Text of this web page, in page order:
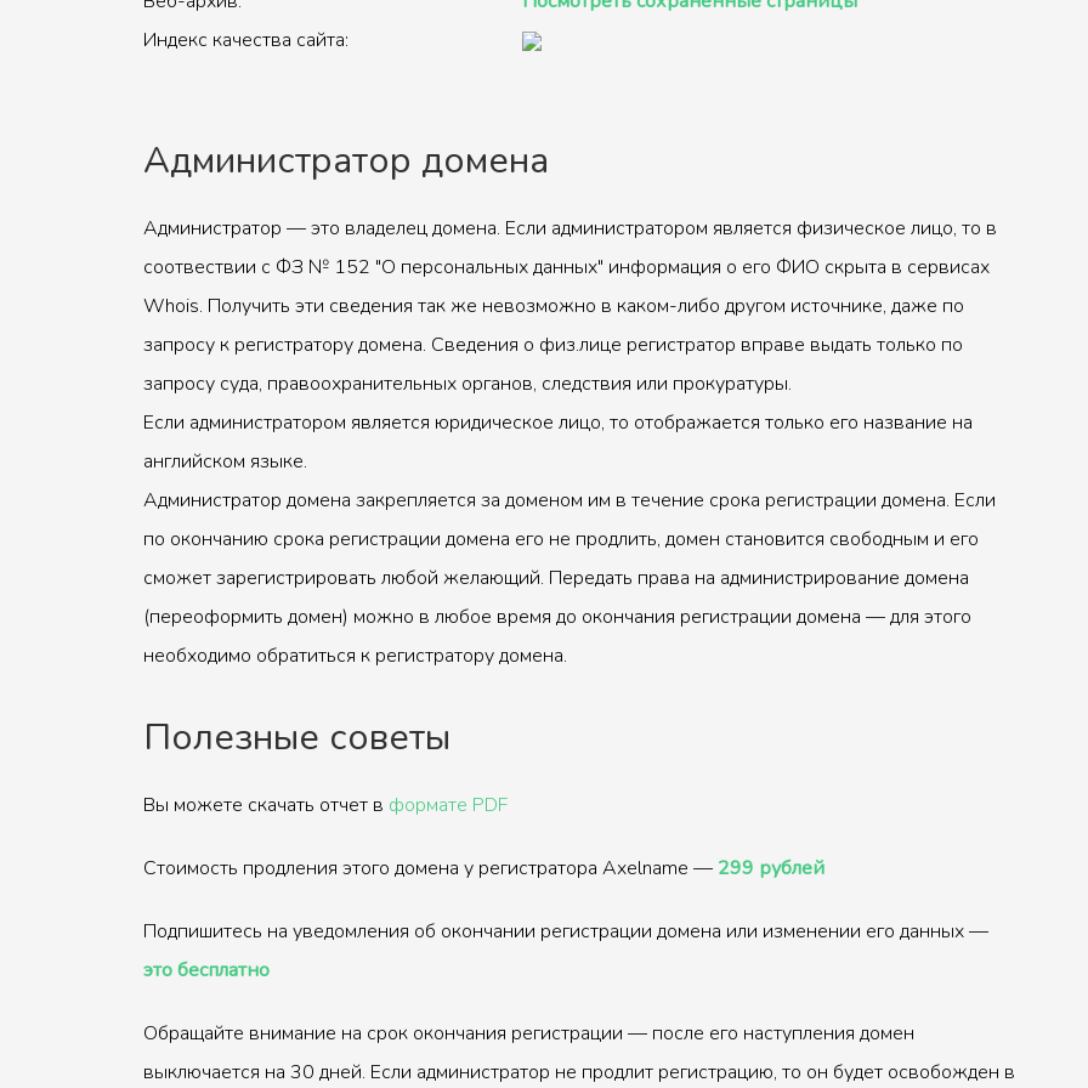
Индекс качества сайта:
Администратор домена
Администратор — это владелец домена. Если администратором является физическое лицо, то в
соотвествии с ФЗ № 152 "О персональных данных" информация о его ФИО скрыта в сервисах
Whois. Получить эти сведения так же невозможно в каком-либо другом источнике, даже по
запросу к регистратору домена. Сведения о физ.лице регистратор вправе выдать только по
запросу суда, правоохранительных органов, следствия или прокуратуры.
Если администратором является юридическое лицо, то отображается только его название на
английском языке.
Администратор домена закрепляется за доменом им в течение срока регистрации домена. Если
по окончанию срока регистрации домена его не продлить, домен становится свободным и его
сможет зарегистрировать любой желающий. Передать права на администрирование домена
(переоформить домен) можно в любое время до окончания регистрации домена — для этого
необходимо обратиться к регистратору домена.
Полезные советы
Вы можете скачать отчет в формате PDF
Стоимость продления этого домена у регистратора Axelname — 299 рублей
Подпишитесь на уведомления об окончании регистрации домена или изменении его данных —
это бесплатно
Обращайте внимание на срок окончания регистрации — после его наступления домен
выключается на 30 дней. Если администратор не продлит регистрацию, то он будет освобожден в